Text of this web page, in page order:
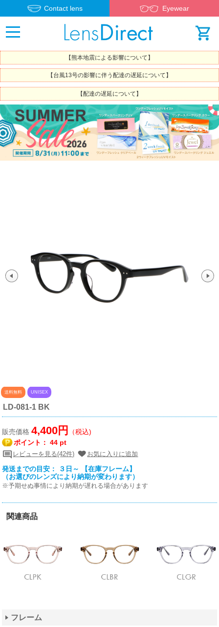
Contact lens Eyewear
【熊本地震による影響について】
【台風13号の影響に伴う配達の遅延について】
【配達の遅延について】
送料無料 UNISEX
LD-081-1 BK
販売価格4,400円
（税込)
ポイント：44 pt
レビューを見る(42件) お気に入りに追加
発送までの目安： ３日～ 【在庫フレーム】
（お選びのレンズにより納期が変わります）
※予期せぬ事情により納期が遅れる場合があります
関連商品
フレーム